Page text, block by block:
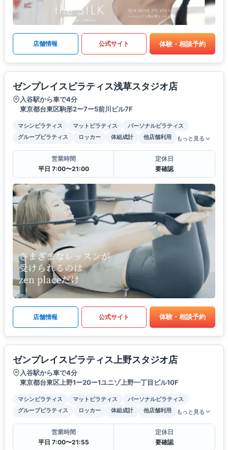
店舗情報 公式サイト 体験・相談予約
ゼンプレイスピラティス浅草スタジオ店
入谷駅から車で4分
東京都台東区駒形2ー7ー5前川ビル7F
マシンピラティス マットピラティス
パーソナルピラティス
グループピラティス
ロッカー 体組成計 他店舗利用 もっと見る
営業時間
平日 7:00〜21:00
定休日
要確認
店舗情報 公式サイト 体験・相談予約
ゼンプレイスピラティス上野スタジオ店
入谷駅から車で4分
東京都台東区上野1ー20ー1ユニゾ上野一丁目ビル10F
マシンピラティス マットピラティス
パーソナルピラティス
グループピラティス
ロッカー 体組成計 他店舗利用 もっと見る
営業時間
平日 7:00〜21:55
定休日
要確認